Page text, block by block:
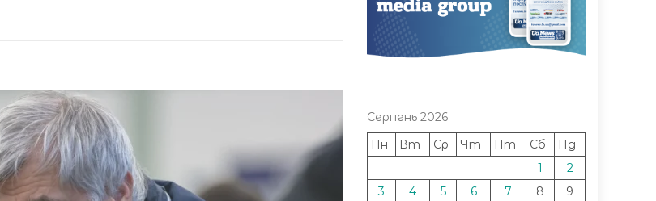
Серпень 2026
Пн
Вт Ср Чт Пт Сб
Нд
1
2
3
4 5 6 7 8
9